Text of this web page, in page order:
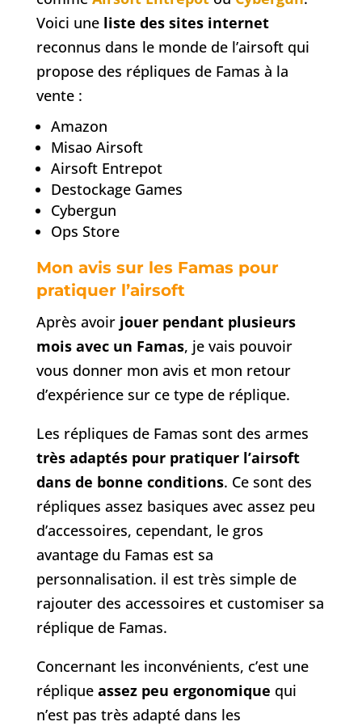
Voici une liste des sites internet
reconnus dans le monde de l’airsoft qui
propose des répliques de Famas à la
vente :
Amazon
Misao Airsoft
Airsoft Entrepot
Destockage Games
Cybergun
Ops Store
Mon avis sur les Famas pour
pratiquer l’airsoft
Après avoir jouer pendant plusieurs
mois avec un Famas, je vais pouvoir
vous donner mon avis et mon retour
d’expérience sur ce type de réplique.
Les répliques de Famas sont des armes
très adaptés pour pratiquer l’airsoft
dans de bonne conditions. Ce sont des
répliques assez basiques avec assez peu
d’accessoires, cependant, le gros
avantage du Famas est sa
personnalisation. il est très simple de
rajouter des accessoires et customiser sa
réplique de Famas.
Concernant les inconvénients, c’est une
réplique assez peu ergonomique qui
n’est pas très adapté dans les